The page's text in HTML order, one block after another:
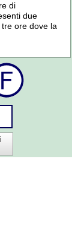
di
due
ore dove la